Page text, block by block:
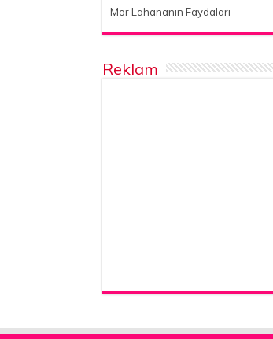
Mor Lahananın Faydaları
Reklam